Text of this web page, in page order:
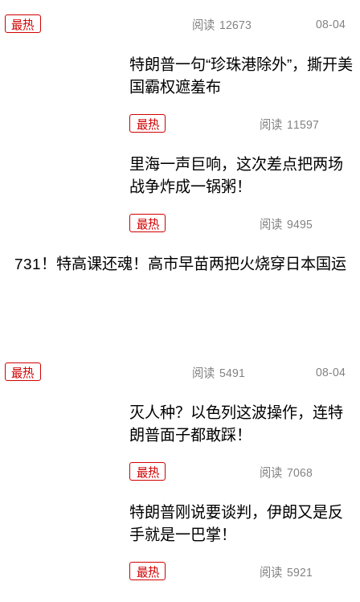
最热 阅读 12673 08-04
特朗普一句“珍珠港除外”，撕开美
国霸权遮羞布
最热 阅读 11597
里海一声巨响，这次差点把两场
战争炸成一锅粥！
最热 阅读 9495
731！特高课还魂！高市早苗两把火烧穿日本国运
最热 阅读 5491 08-04
灭人种？以色列这波操作，连特
朗普面子都敢踩！
最热 阅读 7068
特朗普刚说要谈判，伊朗又是反
手就是一巴掌！
最热 阅读 5921